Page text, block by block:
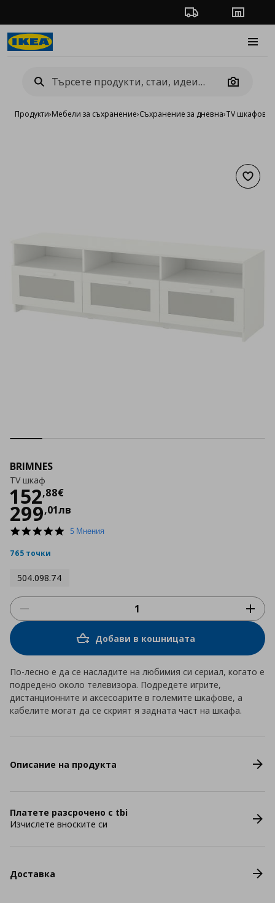
Проследяване на
Camera
Продукти›Мебели за съхранение›Съхранение за дневна›TV шкафове
BRIMNES
TV шкаф
152,88€
Цена
299,01лв
4.8
5 Мнения
765 точки
504.098.74
Добави в кошницата
По-лесно е да се насладите на любимия си сериал, когато е
подредено около телевизора. Подредете игрите,
дистанционните и аксесоарите в големите шкафове, а
кабелите могат да се скрият я задната част на шкафа.
Описание на продукта
Платете разсрочено с tbi
Изчислете вноските си
Доставка